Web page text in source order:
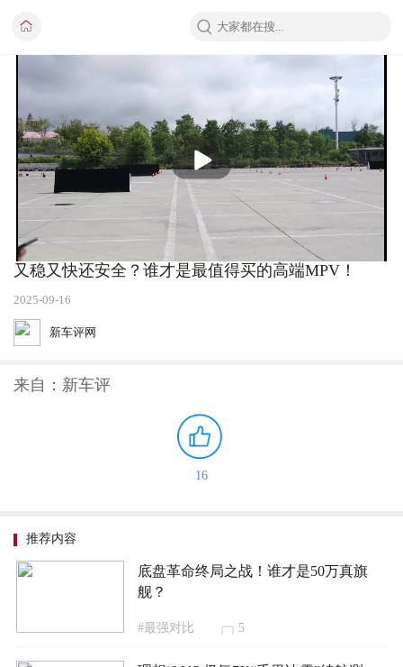
播
放
又稳又快还安全？谁才是最值得买的高端MPV！
2025-09-16
新车评网
来自：新车评
16
推荐内容
底盘革命终局之战！谁才是50万真旗
舰？
#最强对比 5